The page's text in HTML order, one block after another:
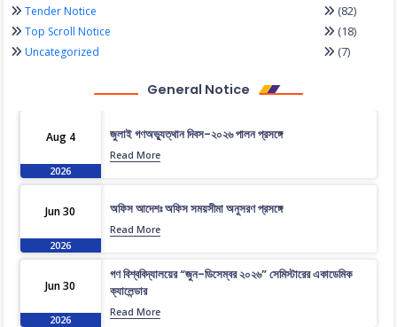
Tender Notice (82)
Top Scroll Notice (18)
Uncategorized (7)
General Notice
Aug 4
2026
জুলাই গণঅভ্যুত্থান দিবস-২০২৬ পালন প্রসঙ্গে
Read More
Jun 30
2026
অফিস আদেশঃ অফিস সময়সীমা অনুসরণ প্রসঙ্গে
Read More
Jun 30
2026
গণ বিশ্ববিদ্যালয়ের “জুন-ডিসেম্বর ২০২৬” সেমিস্টারের একাডেমিক
ক্যালেন্ডার
Read More